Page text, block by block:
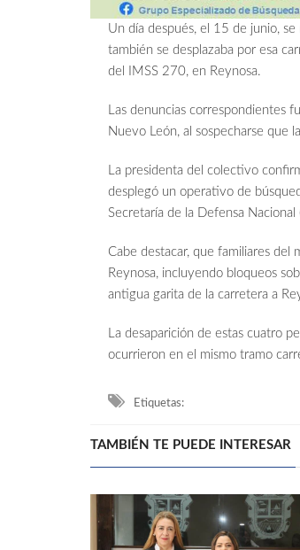
Un día después, el 15 de junio,
también se desplazaba por esa
del IMSS 270, en Reynosa.
Las denuncias correspondientes
Nuevo León, al sospecharse que
La presidenta del colectivo
desplegó un operativo de
Secretaría de la Defensa
Cabe destacar, que familiares del
Reynosa, incluyendo bloqueos
antigua garita de la carretera a
La desaparición de estas cuatro
ocurrieron en el mismo tramo
Etiquetas:
TAMBIÉN TE PUEDE INTERESAR